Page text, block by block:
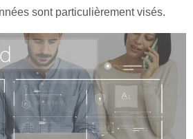
sont particulièrement visés.